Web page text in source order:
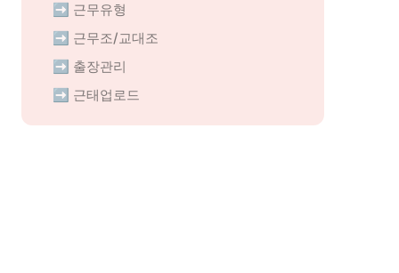
➡️ 근무유형
➡️ 근무조/교대조
➡️ 출장관리
➡️ 근태업로드